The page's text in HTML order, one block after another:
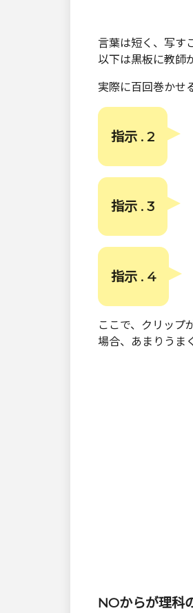
言葉は短く、写す
以下は黒板に教師
実際に百回巻かせ
指示 . 2
指示 . 3
指示 . 4
ここで、クリップ
場合、あまりうま
NOからが理科